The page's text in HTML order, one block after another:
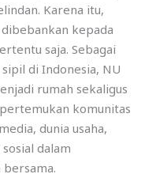
Karena itu,
kepada
saja. Sebagai
di Indonesia, NU
rumah sekaligus
komunitas
dunia usaha,
dalam